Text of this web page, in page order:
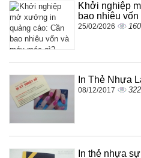
Khởi nghiệp
bao nhiêu
25/02/2026 160
In Thẻ Nhựa
08/12/2017
In thẻ nhựa